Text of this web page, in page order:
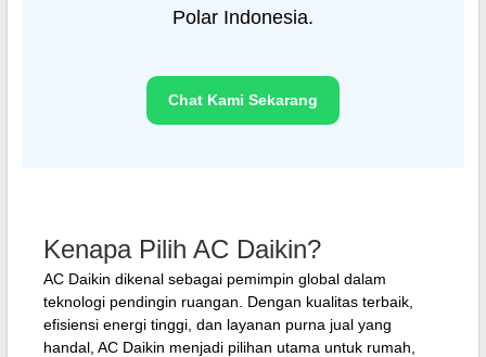
Polar Indonesia.
Chat Kami Sekarang
Kenapa Pilih AC Daikin?
AC Daikin dikenal sebagai pemimpin global dalam
teknologi pendingin ruangan. Dengan kualitas terbaik,
efisiensi energi tinggi, dan layanan purna jual yang
handal, AC Daikin menjadi pilihan utama untuk rumah,